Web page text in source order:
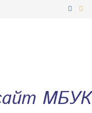
МБУК